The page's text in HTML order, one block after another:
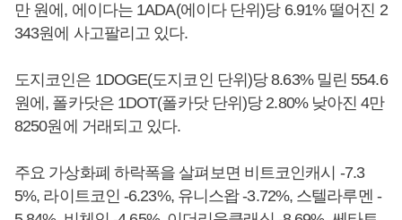
만 원에, 에이다는 1ADA(에이다 단위)당 6.91% 떨어진 2
343원에 사고팔리고 있다.
도지코인은 1DOGE(도지코인 단위)당 8.63% 밀린 554.6
원에, 폴카닷은 1DOT(폴카닷 단위)당 2.80% 낮아진 4만
8250원에 거래되고 있다.
주요 가상화폐 하락폭을 살펴보면 비트코인캐시 -7.3
5%, 라이트코인 -6.23%, 유니스왑 -3.72%, 스텔라루멘 -